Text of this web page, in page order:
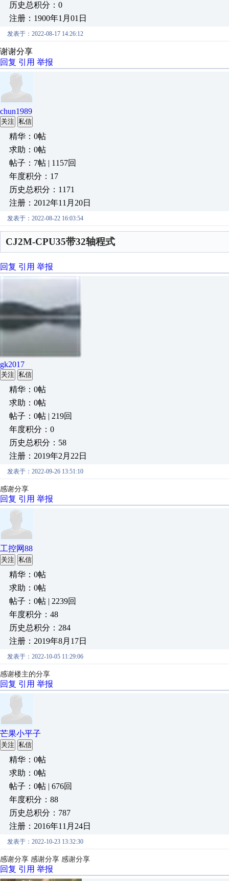
历史总积分：0
注册：1900年1月01日
发表于：2022-08-17 14:26:12
谢谢分享
回复 引用 举报
chun1989
关注 私信
精华：0帖
求助：0帖
帖子：7帖 | 1157回
年度积分：17
历史总积分：1171
注册：2012年11月20日
发表于：2022-08-22 16:03:54
CJ2M-CPU35带32轴程式
回复 引用 举报
gk2017
关注 私信
精华：0帖
求助：0帖
帖子：0帖 | 219回
年度积分：0
历史总积分：58
注册：2019年2月22日
发表于：2022-09-26 13:51:10
感谢分享
回复 引用 举报
工控网88
关注 私信
精华：0帖
求助：0帖
帖子：0帖 | 2239回
年度积分：48
历史总积分：284
注册：2019年8月17日
发表于：2022-10-05 11:29:06
感谢楼主的分享
回复 引用 举报
芒果小平子
关注 私信
精华：0帖
求助：0帖
帖子：0帖 | 676回
年度积分：88
历史总积分：787
注册：2016年11月24日
发表于：2022-10-23 13:32:30
感谢分享 感谢分享 感谢分享
回复 引用 举报